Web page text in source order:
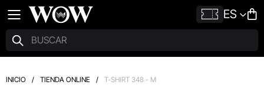
ES
INICIO / TIENDA ONLINE / T-SHIRT 348 - M